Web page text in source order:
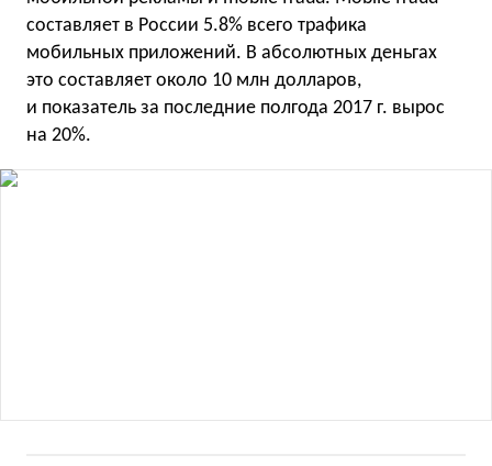
составляет в России 5.8% всего трафика
мобильных приложений. В абсолютных деньгах
это составляет около 10 млн долларов,
и показатель за последние полгода 2017 г. вырос
на 20%.